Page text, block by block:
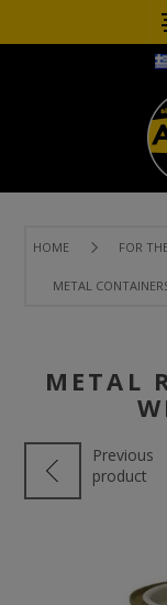
HOME FOR
METAL
METAL
Previous
product